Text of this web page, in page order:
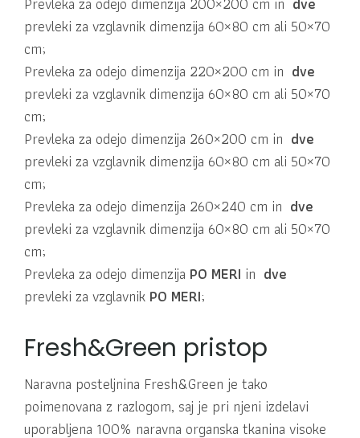
prevleki za vzglavnik dimenzija 60×80 cm ali 50×70
cm;
Prevleka za odejo dimenzija 220×200 cm in dve
prevleki za vzglavnik dimenzija 60×80 cm ali 50×70
cm;
Prevleka za odejo dimenzija 260×200 cm in dve
prevleki za vzglavnik dimenzija 60×80 cm ali 50×70
cm;
Prevleka za odejo dimenzija 260×240 cm in dve
prevleki za vzglavnik dimenzija 60×80 cm ali 50×70
cm;
Prevleka za odejo dimenzija PO MERI in dve
prevleki za vzglavnik PO MERI;
Fresh&Green pristop
Naravna posteljnina Fresh&Green je tako
poimenovana z razlogom, saj je pri njeni izdelavi
uporabljena 100% naravna organska tkanina visoke